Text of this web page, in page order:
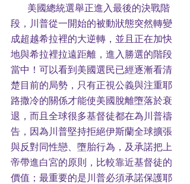
段，川普從一開始的被動狀態突然轉變
成超越希拉裡的大逆轉，並且正在加快
地與希拉裡拉遠距離，進入勝選的階段
當中！可以看到美國選民已經逐漸看清
楚目前的局勢，只有正視公義與注重耶
路撒冷的關係才能使美國脫離墮落於衰
退，而且全球很多基督徒都在為川普禱
告，因為川普堅持拒絕伊斯蘭全球擴張
與反對同性戀、墮胎行為，及承諾把上
帝帶進白宮的原則，比較靠近基督徒的
價值；最重要的是川普必須承諾保護耶